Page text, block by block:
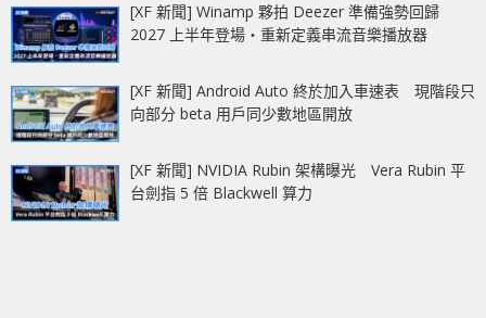
[XF 新聞] Winamp 夥拍 Deezer 準備強勢回歸
2027 上半年登場‧重新定義串流音樂播放器
[XF 新聞] Android Auto 終於加入車速表 現階段只
向部分 beta 用戶同少數地區開放
[XF 新聞] NVIDIA Rubin 架構曝光 Vera Rubin 平
台劍指 5 倍 Blackwell 算力